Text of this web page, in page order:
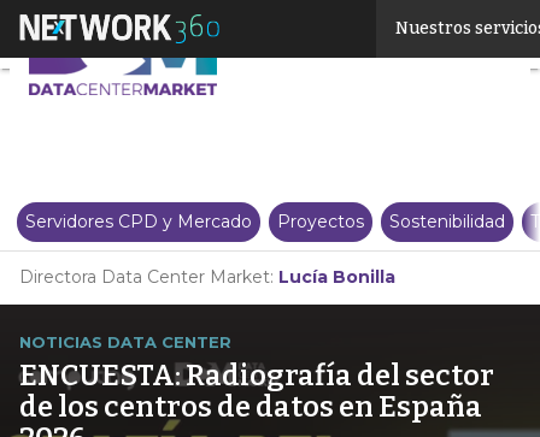
Nuestros
Servidores CPD y Mercado Proyectos Sostenibilidad
Directora Data Center Market: Lucía Bonilla
NOTICIAS DATA CENTER
ENCUESTA: Radiografía del sector
de los centros de datos en España